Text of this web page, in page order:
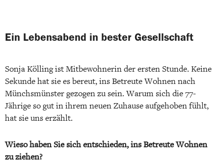
Ein Lebensabend in bester Gesellschaft
Sonja Kölling ist Mitbewohnerin der ersten Stunde. Keine
Sekunde hat sie es bereut, ins Betreute Wohnen nach
Münchsmünster gezogen zu sein. Warum sich die 77-
Jährige so gut in ihrem neuen Zuhause aufgehoben fühlt,
hat sie uns erzählt.
Wieso haben Sie sich entschieden, ins Betreute Wohnen
zu ziehen?